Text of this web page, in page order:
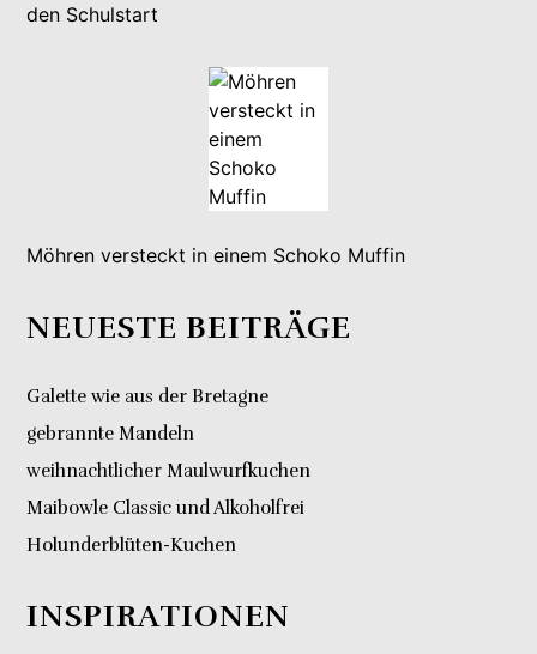
den Schulstart
Möhren versteckt in einem Schoko Muffin
NEUESTE BEITRÄGE
Galette wie aus der Bretagne
gebrannte Mandeln
weihnachtlicher Maulwurfkuchen
Maibowle Classic und Alkoholfrei
Holunderblüten-Kuchen
INSPIRATIONEN